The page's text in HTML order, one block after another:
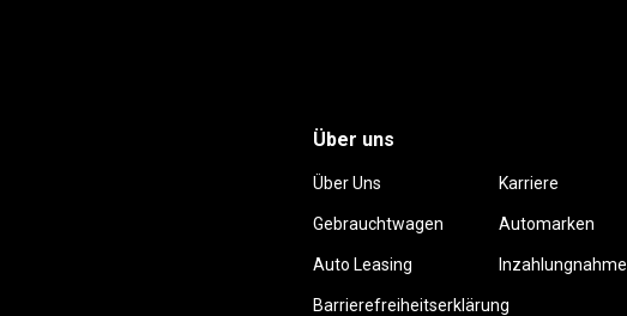
Über uns
Über Uns Karriere
Gebrauchtwagen Automarken
Auto Leasing Inzahlungnahme
Barrierefreiheitserklärung